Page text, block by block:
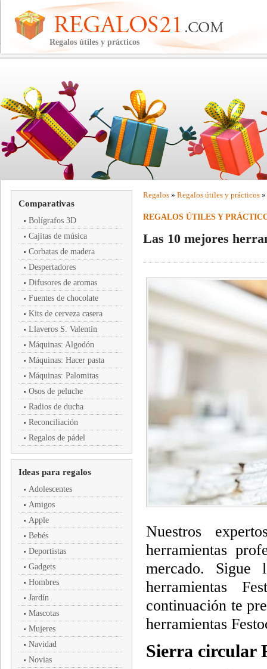
Regalos útiles y prácticos
Comparativas
Bolígrafos 3D
Cajitas de música
Corbatas de madera
Despertadores
Difusores de aromas
Fuentes de chocolate
Kits de cerveza casera
Llaveros S. Valentín
Máquinas: Algodón
Máquinas: Hacer pasta
Máquinas: Palomitas
Osos de peluche
Radios de ducha
Reconciliación
Regalos de pádel
Ideas para regalos
Adolescentes
Amigos
Apple
Bebés
Deportistas
Gadgets
Hombres
Jardín
Mascotas
Mujeres
Navidad
Novias
Regalos » Regalos útiles y prácticos »
REGALOS ÚTILES Y
Las 10 mejores
Nuestros
herramientas
mercado. Sigue
herramientas
continuación te
herramientas
Sierra circular